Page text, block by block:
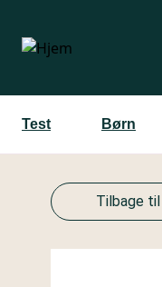
hovedindhold
Test Børn
Tilbage